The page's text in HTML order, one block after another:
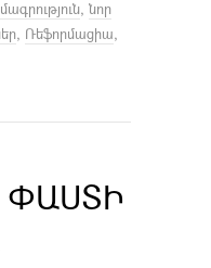
, նոր
, Ռեֆորմացիա,